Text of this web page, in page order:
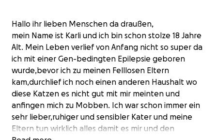
Hallo ihr lieben Menschen da draußen,
mein Name ist Karli und ich bin schon stolze 18 Jahre
Alt. Mein Leben verlief von Anfang nicht so super da
ich mit einer Gen-bedingten Epilepsie geboren
wurde,bevor ich zu meinen Felllosen Eltern
kam,durchlief ich noch einen anderen Haushalt wo
diese Katzen es nicht gut mit mir meinten und
anfingen mich zu Mobben. Ich war schon immer ein
sehr lieber,ruhiger und sensibler Kater und meine
Eltern tun wirklich alles damit es mir und den